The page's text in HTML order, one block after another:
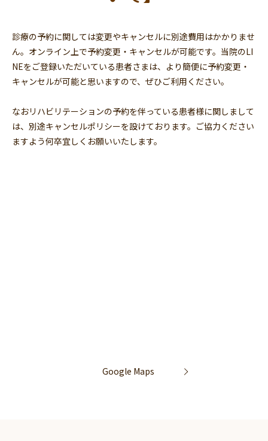
診療の予約に関しては変更やキャンセルに別途費用はかかりませ
ん。オンライン上で予約変更・キャンセルが可能です。当院のLI
NEをご登録いただいている患者さまは、より簡便に予約変更・
キャンセルが可能と思いますので、ぜひご利用ください。
なおリハビリテーションの予約を伴っている患者様に関しまして
は、別途キャンセルポリシーを設けております。ご協力ください
ますよう何卒宜しくお願いいたします。
Google Maps